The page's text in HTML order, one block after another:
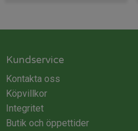
Kundservice
Kontakta oss
Köpvillkor
Integritet
Butik och öppettider